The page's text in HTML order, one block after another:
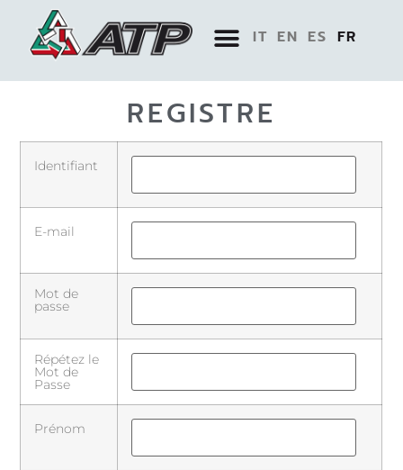
IT EN ES FR
REGISTRE
Identifiant
E-mail
Mot de
passe
Répétez le
Mot de
Passe
Prénom